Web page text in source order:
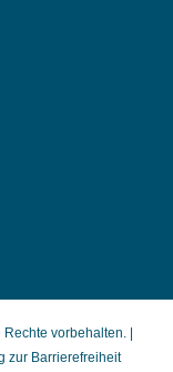
vorbehalten. |
zur Barrierefreiheit